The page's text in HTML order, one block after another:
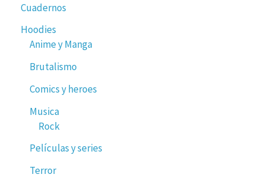
Cuadernos
Hoodies
Anime y Manga
Brutalismo
Comics y heroes
Musica
Rock
Películas y series
Terror